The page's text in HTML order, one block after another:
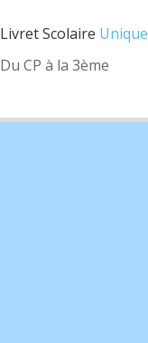
Livret Scolaire Unique
Du CP à la 3ème